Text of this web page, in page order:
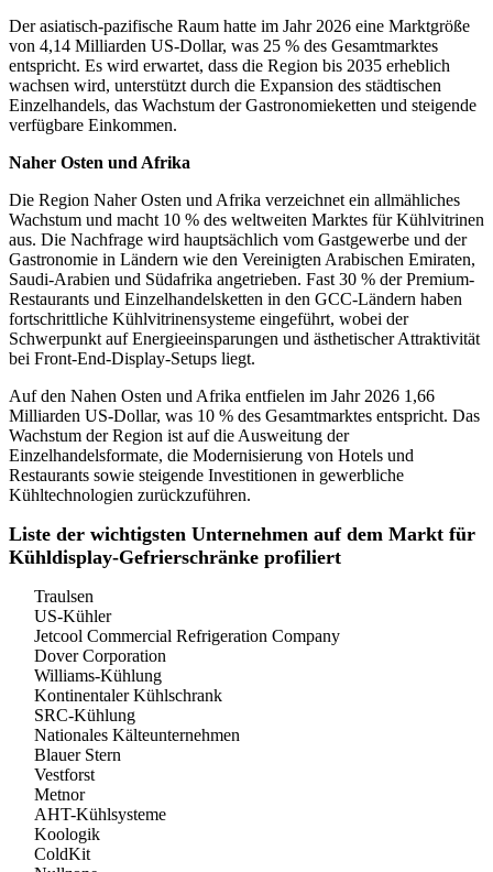
Der asiatisch-pazifische Raum hatte im Jahr 2026 eine Marktgröße
von 4,14 Milliarden US-Dollar, was 25 % des Gesamtmarktes
entspricht. Es wird erwartet, dass die Region bis 2035 erheblich
wachsen wird, unterstützt durch die Expansion des städtischen
Einzelhandels, das Wachstum der Gastronomieketten und steigende
verfügbare Einkommen.
Naher Osten und Afrika
Die Region Naher Osten und Afrika verzeichnet ein allmähliches
Wachstum und macht 10 % des weltweiten Marktes für Kühlvitrinen
aus. Die Nachfrage wird hauptsächlich vom Gastgewerbe und der
Gastronomie in Ländern wie den Vereinigten Arabischen Emiraten,
Saudi-Arabien und Südafrika angetrieben. Fast 30 % der Premium-
Restaurants und Einzelhandelsketten in den GCC-Ländern haben
fortschrittliche Kühlvitrinensysteme eingeführt, wobei der
Schwerpunkt auf Energieeinsparungen und ästhetischer Attraktivität
bei Front-End-Display-Setups liegt.
Auf den Nahen Osten und Afrika entfielen im Jahr 2026 1,66
Milliarden US-Dollar, was 10 % des Gesamtmarktes entspricht. Das
Wachstum der Region ist auf die Ausweitung der
Einzelhandelsformate, die Modernisierung von Hotels und
Restaurants sowie steigende Investitionen in gewerbliche
Kühltechnologien zurückzuführen.
Liste der wichtigsten Unternehmen auf dem Markt für
Kühldisplay-Gefrierschränke profiliert
Traulsen
US-Kühler
Jetcool Commercial Refrigeration Company
Dover Corporation
Williams-Kühlung
Kontinentaler Kühlschrank
SRC-Kühlung
Nationales Kälteunternehmen
Blauer Stern
Vestforst
Metnor
AHT-Kühlsysteme
Koologik
ColdKit